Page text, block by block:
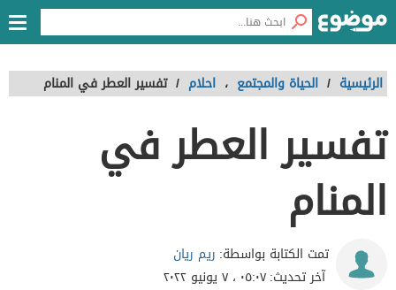
الرئيسية / الحياة والمجتمع ، احلام / تفسير العطر في المنام
تفسير العطر في
المنام
تمت الكتابة بواسطة: ريم ريان
آخر تحديث:٠٥:٠٧ ، ٧ يونيو ٢٠٢٢